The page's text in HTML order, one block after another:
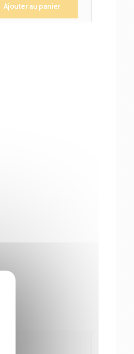
Masquer le bandeau des cookies
Ajouter au panier